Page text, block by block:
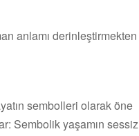
anlamı derinleştirmekten
sembolleri olarak öne
Sembolik yaşamın sessiz